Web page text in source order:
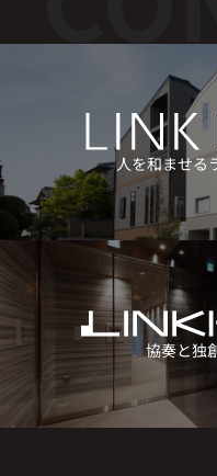
人を和ませる
協奏と独